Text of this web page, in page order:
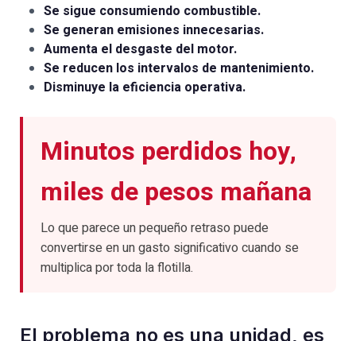
Se sigue consumiendo combustible.
Se generan emisiones innecesarias.
Aumenta el desgaste del motor.
Se reducen los intervalos de mantenimiento.
Disminuye la eficiencia operativa.
Minutos perdidos hoy,
miles de pesos mañana
Lo que parece un pequeño retraso puede
convertirse en un gasto significativo cuando se
multiplica por toda la flotilla.
El problema no es una unidad, es